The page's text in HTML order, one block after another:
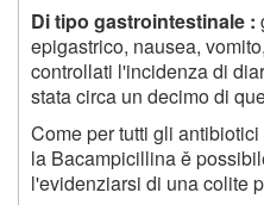
Di tipo gastrointestinale :
epigastrico, nausea,
controllati l'incidenza di
stata circa un decimo di
Come per tutti gli
la Bacampicillina ě
l'evidenziarsi di una colite